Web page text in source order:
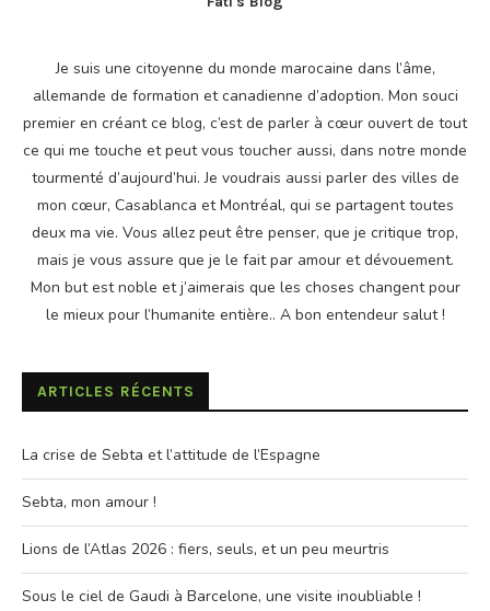
Je suis une citoyenne du monde marocaine dans l’âme,
allemande de formation et canadienne d’adoption. Mon souci
premier en créant ce blog, c’est de parler à cœur ouvert de tout
ce qui me touche et peut vous toucher aussi, dans notre monde
tourmenté d’aujourd’hui. Je voudrais aussi parler des villes de
mon cœur, Casablanca et Montréal, qui se partagent toutes
deux ma vie. Vous allez peut être penser, que je critique trop,
mais je vous assure que je le fait par amour et dévouement.
Mon but est noble et j’aimerais que les choses changent pour
le mieux pour l’humanite entière.. A bon entendeur salut !
ARTICLES RÉCENTS
La crise de Sebta et l’attitude de l’Espagne
Sebta, mon amour !
Lions de l’Atlas 2026 : fiers, seuls, et un peu meurtris
Sous le ciel de Gaudi à Barcelone, une visite inoubliable !